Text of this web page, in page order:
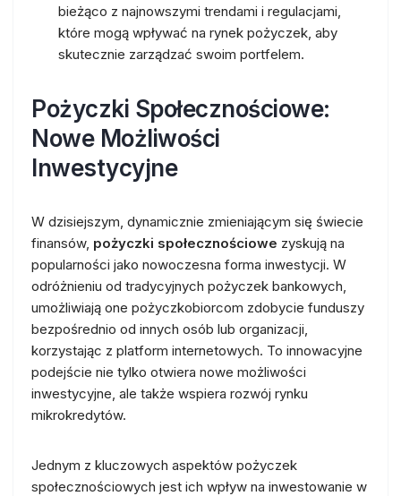
bieżąco z najnowszymi trendami i regulacjami,
które mogą wpływać na rynek pożyczek, aby
skutecznie zarządzać swoim portfelem.
Pożyczki Społecznościowe:
Nowe Możliwości
Inwestycyjne
W dzisiejszym, dynamicznie zmieniającym się świecie
finansów, pożyczki społecznościowe zyskują na
popularności jako nowoczesna forma inwestycji. W
odróżnieniu od tradycyjnych pożyczek bankowych,
umożliwiają one pożyczkobiorcom zdobycie funduszy
bezpośrednio od innych osób lub organizacji,
korzystając z platform internetowych. To innowacyjne
podejście nie tylko otwiera nowe możliwości
inwestycyjne, ale także wspiera rozwój rynku
mikrokredytów.
Jednym z kluczowych aspektów pożyczek
społecznościowych jest ich wpływ na inwestowanie w